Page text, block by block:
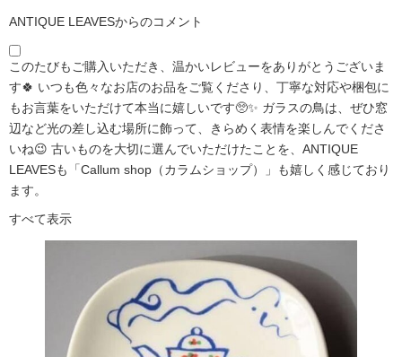
ANTIQUE LEAVESからのコメント
このたびもご購入いただき、温かいレビューをありがとうございま
す🍀 いつも色々なお店のお品をご覧くださり、丁寧な対応や梱包に
もお言葉をいただけて本当に嬉しいです🥺✨ ガラスの鳥は、ぜひ窓
辺など光の差し込む場所に飾って、きらめく表情を楽しんでくださ
いね😉 古いものを大切に選んでいただけたことを、ANTIQUE
LEAVESも「Callum shop（カラムショップ）」も嬉しく感じており
ます。
すべて表示